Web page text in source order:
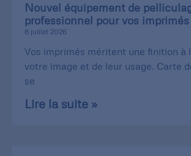
Nouvel équipement de
professionnel pour vos imprimés
8 juillet 2026
Vos imprimés méritent une finition à
votre image et de leur usage. Carte
se
Lire la suite »